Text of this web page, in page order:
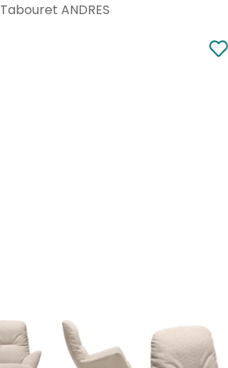
Tabouret ANDRES